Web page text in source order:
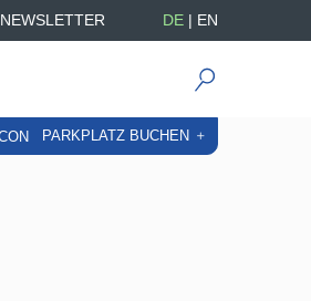
NEWSLETTER DE | EN
PARKPLATZ BUCHEN